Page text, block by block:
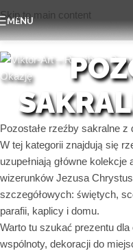
Skip to main content
MENU
Pozostałe rzeźby sakralne z
W tej kategorii znajdują się
uzupełniają główne kolekcje
wizerunków Jezusa
szczegółowych: świętych,
parafii, kaplicy i domu.
Warto tu szukać prezentu
wspólnoty, dekoracji do